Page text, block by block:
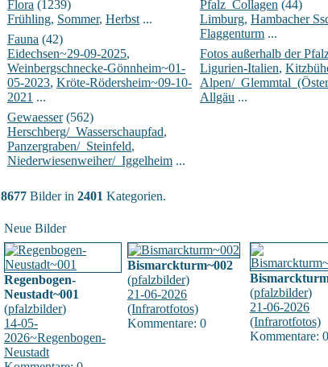
Flora (1239)
Frühling, Sommer, Herbst ...
Fauna (42)
Eidechsen~29-09-2025,
Weinbergschnecke-Gönnheim~01-
05-2023, Kröte-Rödersheim~09-10-
2021 ...
Gewaesser(562)
Herschberg/_Wasserschaupfad,
Panzergraben/_Steinfeld,
Niederwiesenweiher/_Iggelheim ...
Pfalz_Collagen (44)
Limburg, Hambacher
Flaggenturm ...
Fotos außerhalb der
Ligurien-Italien,
Alpen/
Allgäu ...
8677 Bilder in 2401 Kategorien.
Neue Bilder
Regenbogen-
Neustadt~001
(pfalzbilder)
14-05-
2026~Regenbogen-
Neustadt
Bismarckturm~002
(pfalzbilder)
21-06-2026
(Infrarotfotos)
Kommentare: 0
(pfalzbilder)
21-06-2026
(Infrarotfotos)
Kommentare: 0